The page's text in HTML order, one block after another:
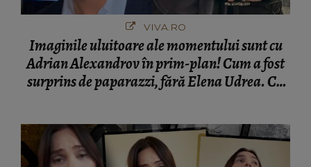
VIVA.RO
Imaginile uluitoare ale momentului sunt cu
Adrian Alexandrov în prim-plan! Cum a fost
surprins de paparazzi, fără Elena Udrea. Cu